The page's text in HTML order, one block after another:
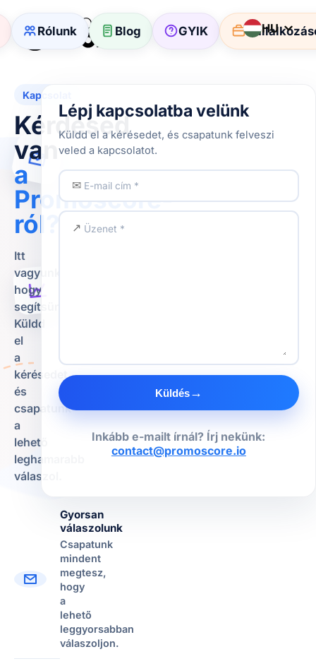
Rólunk Blog GYIK HU
Kapcsolat
Kérdésed
van
a
Promoscore-
ról?
Itt
vagyunk,
hogy
segítsünk!
Küldd
el
a
kérésedet,
és
csapatunk
a
lehető
leghamarabb
válaszol.
Gyorsan
válaszolunk
Csapatunk
mindent
megtesz,
hogy
a
lehető
leggyorsabban
válaszoljon.
Lépj kapcsolatba velünk
Küldd el a kérésedet, és csapatunk felveszi
veled a kapcsolatot.
✉
↗
Küldés→
Inkább e-mailt írnál? Írj nekünk:
contact@promoscore.io